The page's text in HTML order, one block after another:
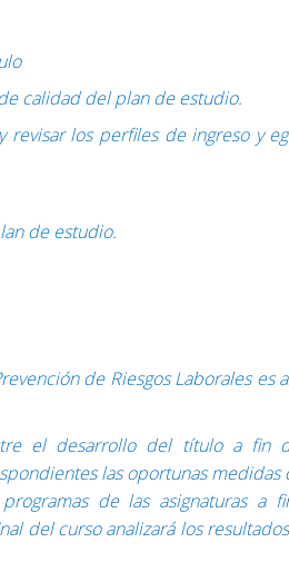
calidad del plan de estudio.
los perfiles de ingreso y
de estudio.
de Riesgos Laborales es
el desarrollo del título a fin
las oportunas medidas
de las asignaturas a
del curso analizará los